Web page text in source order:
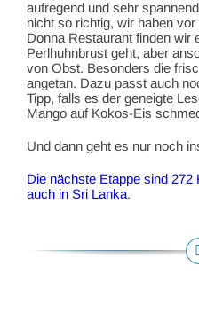
aufregend und sehr
nicht so richtig, wir haben
Donna Restaurant finden wir
Perlhuhnbrust geht, aber
von Obst. Besonders die
angetan. Dazu passt auch
Tipp, falls es der geneigte
Mango auf Kokos-Eis
Und dann geht es nur noch
Die nächste Etappe sind
auch in Sri Lanka.